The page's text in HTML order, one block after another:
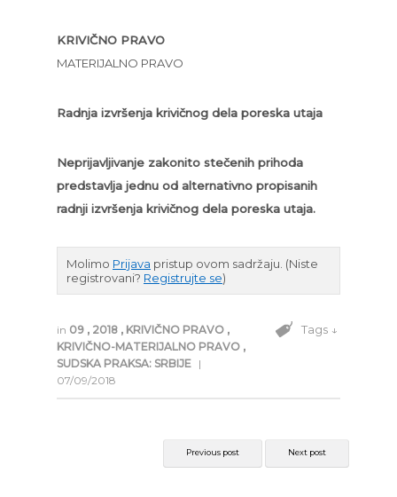
KRIVIČNO PRAVO
MATERIJALNO PRAVO
Radnja izvršenja krivičnog dela poreska utaja
Neprijavljivanje zakonito stečenih prihoda
predstavlja jednu od alternativno propisanih
radnji izvršenja krivičnog dela poreska utaja.
Molimo Prijava pristup ovom sadržaju. (Niste
registrovani? Registrujte se)
in 09 , 2018 , KRIVIČNO PRAVO ,
KRIVIČNO-MATERIJALNO PRAVO ,
SUDSKA PRAKSA: SRBIJE |
07/09/2018
Tags ↓
Previous post Next post